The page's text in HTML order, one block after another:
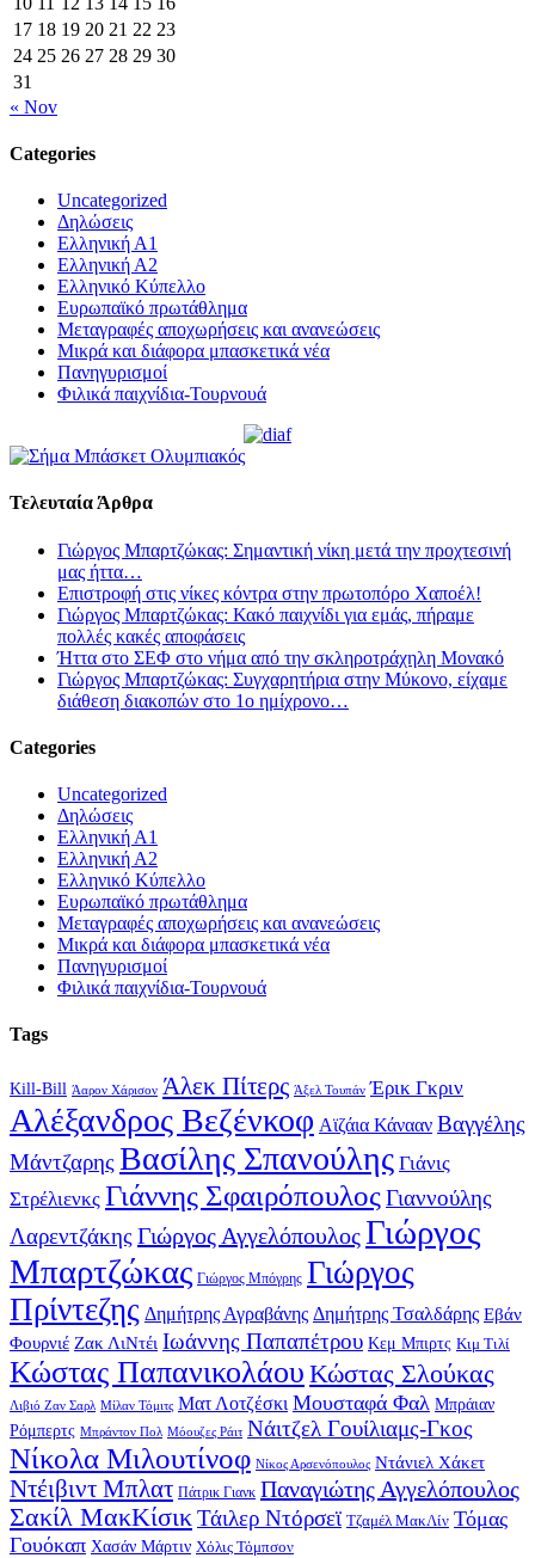
17 18 19 20 21 22 23
24 25 26 27 28 29 30
31
« Nov
Categories
Uncategorized
Δηλώσεις
Ελληνική Α1
Ελληνική Α2
Ελληνικό Κύπελλο
Ευρωπαϊκό πρωτάθλημα
Μεταγραφές αποχωρήσεις και ανανεώσεις
Μικρά και διάφορα μπασκετικά νέα
Πανηγυρισμοί
Φιλικά παιχνίδια-Τουρνουά
Τελευταία Άρθρα
Γιώργος Μπαρτζώκας: Σημαντική νίκη μετά την προχτεσινή
μας ήττα…
Επιστροφή στις νίκες κόντρα στην πρωτοπόρο Χαποέλ!
Γιώργος Μπαρτζώκας: Κακό παιχνίδι για εμάς, πήραμε
πολλές κακές αποφάσεις
Ήττα στο ΣΕΦ στο νήμα από την σκληροτράχηλη Μονακό
Γιώργος Μπαρτζώκας: Συγχαρητήρια στην Μύκονο, είχαμε
διάθεση διακοπών στο 1ο ημίχρονο…
Categories
Uncategorized
Δηλώσεις
Ελληνική Α1
Ελληνική Α2
Ελληνικό Κύπελλο
Ευρωπαϊκό πρωτάθλημα
Μεταγραφές αποχωρήσεις και ανανεώσεις
Μικρά και διάφορα μπασκετικά νέα
Πανηγυρισμοί
Φιλικά παιχνίδια-Τουρνουά
Tags
Kill-Bill Άαρον Χάρισον Άλεκ Πίτερς Άξελ Τουπάν Έρικ Γκριν
Αλέξανδρος Βεζένκοφ Αϊζάια Κάνααν Βαγγέλης
Μάντζαρης Βασίλης Σπανούλης Γιάνις
Στρέλιενκς Γιάννης ΣφαιρόπουλοςΓιαννούλης
Λαρεντζάκης Γιώργος ΑγγελόπουλοςΓιώργος
Μπαρτζώκας Γιώργος Μπόγρης Γιώργος
Πρίντεζης Δημήτρης Αγραβάνης Δημήτρης Τσαλδάρης Εβάν
Φουρνιέ Ζακ ΛιΝτέι Ιωάννης Παπαπέτρου Κεμ Μπιρτς Κιμ Τιλί
Κώστας Παπανικολάου Κώστας Σλούκας
Λιβιό Ζαν Σαρλ Μίλαν Τόμιτς Ματ Λοτζέσκι Μουσταφά Φαλ Μπράιαν
Ρόμπερτς Μπράντον Πολ Μόουζες Ράιτ Νάιτζελ Γουίλιαμς-Γκος
Νίκολα Μιλουτίνοφ Νίκος Αρσενόπουλος Ντάνιελ Χάκετ
Ντέιβιντ Μπλατ Πάτρικ Γιανκ Παναγιώτης Αγγελόπουλος
Σακίλ ΜακΚίσικ Τάιλερ Ντόρσεϊ Τζαμέλ ΜακΛίν Τόμας
Γουόκαπ Χασάν Μάρτιν Χόλις Τόμπσον